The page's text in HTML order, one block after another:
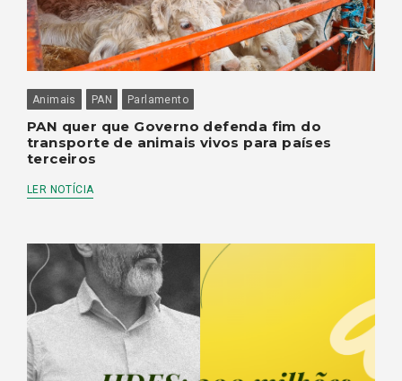
Animais PAN Parlamento
PAN quer que Governo defenda fim do
transporte de animais vivos para países
terceiros
LER NOTÍCIA